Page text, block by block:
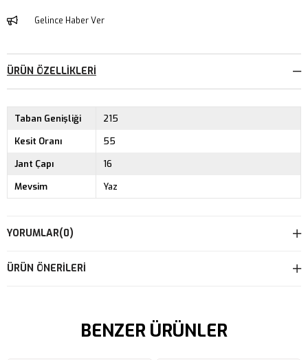
Gelince Haber Ver
ÜRÜN ÖZELLIKLERI
Taban Genişliği
215
Kesit Oranı
55
Jant Çapı
16
Mevsim
Yaz
YORUMLAR(0)
ÜRÜN ÖNERILERI
BENZER ÜRÜNLER